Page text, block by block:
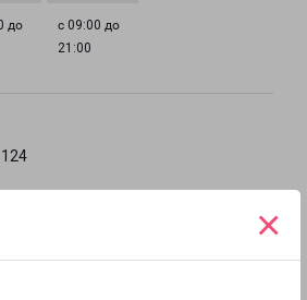
×
до
с 09:00 до
21:00